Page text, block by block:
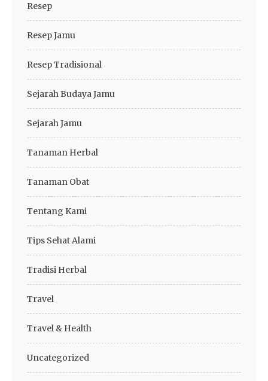
Resep
Resep Jamu
Resep Tradisional
Sejarah Budaya Jamu
Sejarah Jamu
Tanaman Herbal
Tanaman Obat
Tentang Kami
Tips Sehat Alami
Tradisi Herbal
Travel
Travel & Health
Uncategorized